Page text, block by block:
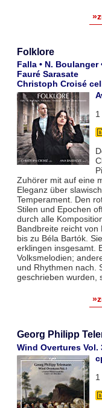
Folklore
Falla • N. Boulanger
Fauré Sarasate
Christoph Croisé
1
Zuhörer mit auf eine
Eleganz über
Temperament. Den
Stilen und Epochen
durch alle
Bandbreite reicht
bis zu Béla Bartók.
erklingen insgesamt.
Volksmelodien;
und Rhythmen nach.
geschrieben wurden,
Georg Philipp
Wind Overtures Vol.
1